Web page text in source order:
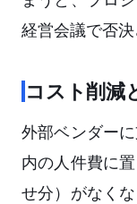
経営会議で否決
コスト削減
外部ベンダー
内の人件費に
せ分）がなく